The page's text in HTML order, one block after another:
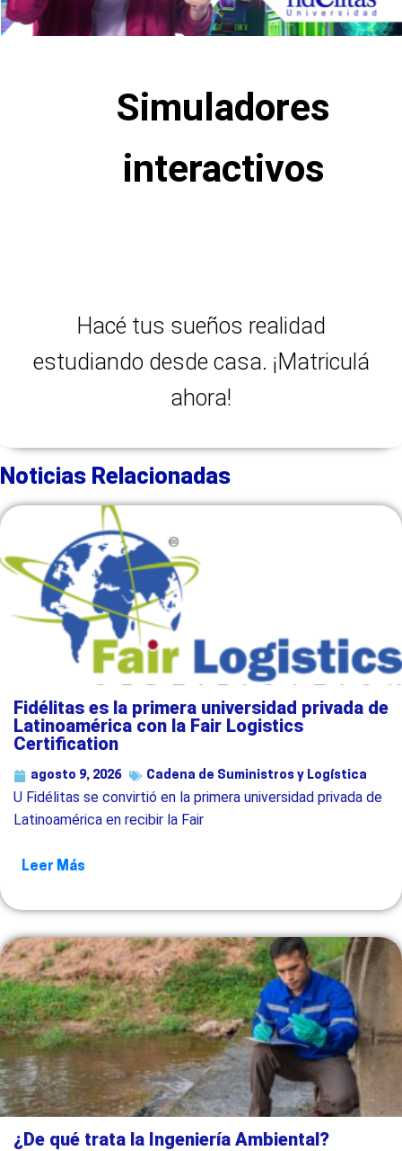
Simuladores
interactivos
Hacé tus sueños realidad
estudiando desde casa. ¡Matriculá
ahora!
Noticias Relacionadas
Fidélitas es la primera universidad privada de
Latinoamérica con la Fair Logistics
Certification
agosto 9, 2026 Cadena de Suministros y Logística
U Fidélitas se convirtió en la primera universidad privada de
Latinoamérica en recibir la Fair
Leer Más
¿De qué trata la Ingeniería Ambiental?